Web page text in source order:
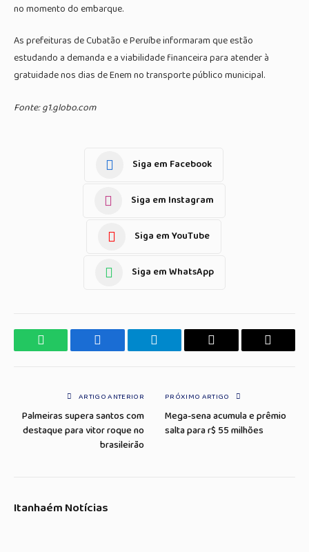
no momento do embarque.
As prefeituras de Cubatão e Peruíbe informaram que estão
estudando a demanda e a viabilidade financeira para atender à
gratuidade nos dias de Enem no transporte público municipal.
Fonte: g1.globo.com
Siga em Facebook
Siga em Instagram
Siga em YouTube
Siga em WhatsApp
WhatsApp Facebook Telegrama Copiar
E-
ARTIGO ANTERIOR
Palmeiras supera santos com
destaque para vitor roque no
brasileirão
PRÓXIMO ARTIGO
Mega-sena acumula e prêmio
salta para r$ 55 milhões
Itanhaém Notícias